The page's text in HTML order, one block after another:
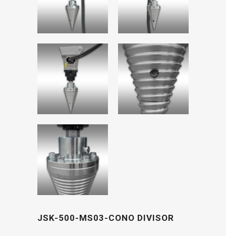
JSK-500-MS03-CONO DIVISOR